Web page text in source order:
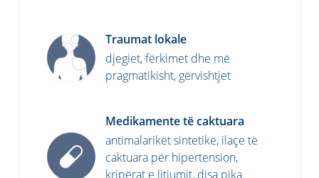
Traumat lokale
djegiet, fërkimet dhe më
pragmatikisht, gërvishtjet
Medikamente të caktuara
antimalarikët sintetikë, ilaçe të
caktuara për hipertension,
kripërat e litiumit, disa pika